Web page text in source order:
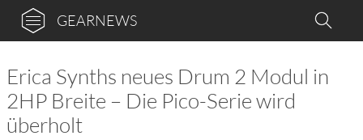
GEARNEWS
Erica Synths neues Drum 2 Modul in
2HP Breite – Die Pico-Serie wird
überholt